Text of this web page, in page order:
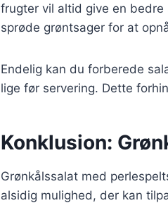
frugter vil altid give en
sprøde grøntsager for at
Endelig kan du forberede
lige før servering. Dette
Konklusion:
Grønkålssalat med
alsidig mulighed, der kan